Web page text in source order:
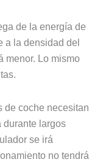
de la energía de
a la densidad del
menor. Lo mismo
de coche necesitan
durante largos
se irá
no tendrá